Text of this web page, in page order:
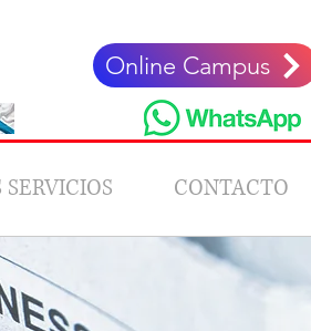
SERVICIOS CONTACTO
Online Campus